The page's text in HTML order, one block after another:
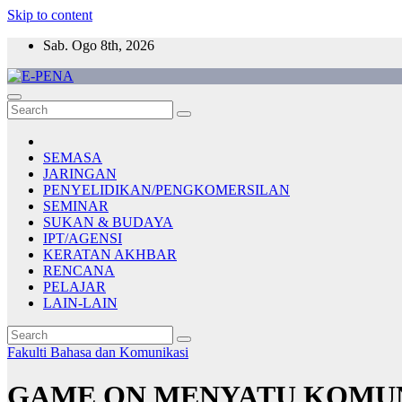
Skip to content
Sab. Ogo 8th, 2026
E-PENA
Berita Digital Terkini
SEMASA
JARINGAN
PENYELIDIKAN/PENGKOMERSILAN
SEMINAR
SUKAN & BUDAYA
IPT/AGENSI
KERATAN AKHBAR
RENCANA
PELAJAR
LAIN-LAIN
Fakulti Bahasa dan Komunikasi